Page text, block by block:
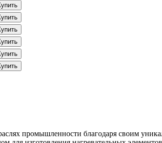
промышленности благодаря своим